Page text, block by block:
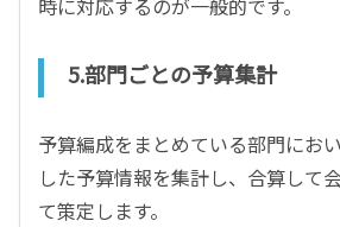
時に対応するのが一般的です。
5.部門ごとの予算集計
予算編成をまとめている部門にお
した予算情報を集計し、合算して
て策定します。